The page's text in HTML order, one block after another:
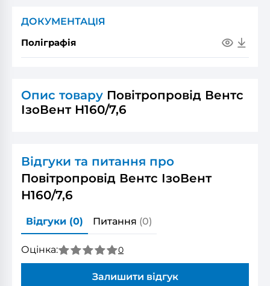
ДОКУМЕНТАЦІЯ
Поліграфія
Опис товару Повітропровід Вентс
ІзоВент Н160/7,6
Відгуки та питання про
Повітропровід Вентс ІзоВент
Н160/7,6
Відгуки (0) Питання (0)
Оцінка: 0
Залишити відгук